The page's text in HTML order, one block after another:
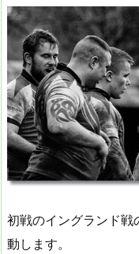
初戦のイングランド
動します。